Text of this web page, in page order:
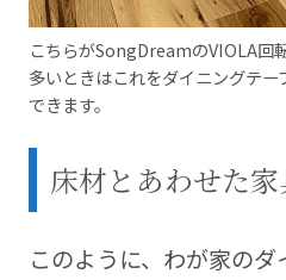
こちらがSongDreamのVIOLA回
多いときはこれをダイニングテ
できます。
床材とあわせた
このように、わが家の